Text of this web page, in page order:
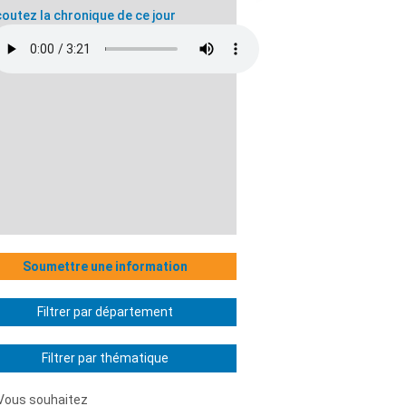
la chronique de ce jour
Soumettre une information
Filtrer par département
Filtrer par thématique
souhaitez